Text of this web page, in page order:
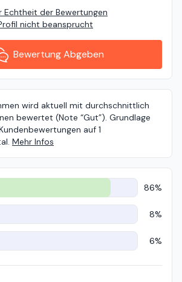
Echtheit der Bewertungen
nicht beansprucht
Bewertung Abgeben
wird aktuell mit durchschnittlich
bewertet (Note “Gut”). Grundlage
auf 1
Mehr Infos
86%
8%
6%